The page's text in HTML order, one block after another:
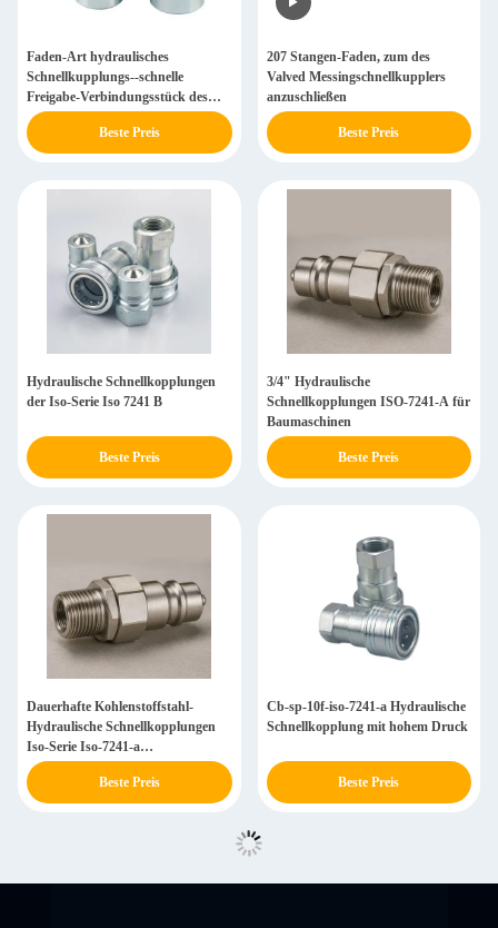
Faden-Art hydraulisches
Schnellkupplungs--schnelle
Freigabe-Verbindungsstück des
Casting-250bar
Beste Preis
207 Stangen-Faden, zum des
Valved Messingschnellkupplers
anzuschließen
Beste Preis
Hydraulische Schnellkopplungen
der Iso-Serie Iso 7241 B
Beste Preis
3/4" Hydraulische
Schnellkopplungen ISO-7241-A für
Baumaschinen
Beste Preis
Dauerhafte Kohlenstoffstahl-
Hydraulische Schnellkopplungen
Iso-Serie Iso-7241-a
Markenwechsel
Beste Preis
Cb-sp-10f-iso-7241-a Hydraulische
Schnellkopplung mit hohem Druck
Beste Preis